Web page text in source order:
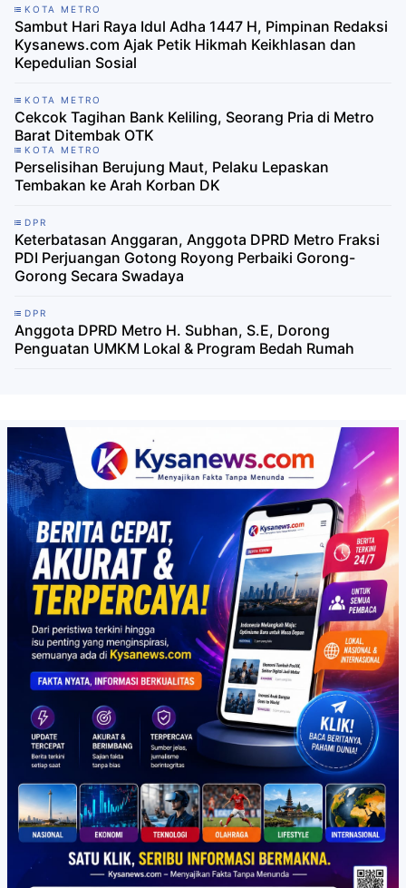
KOTA METRO
Sambut Hari Raya Idul Adha 1447 H, Pimpinan Redaksi
Kysanews.com Ajak Petik Hikmah Keikhlasan dan
Kepedulian Sosial
KOTA METRO
Cekcok Tagihan Bank Keliling, Seorang Pria di Metro
Barat Ditembak OTK
KOTA METRO
Perselisihan Berujung Maut, Pelaku Lepaskan
Tembakan ke Arah Korban DK
DPR
Keterbatasan Anggaran, Anggota DPRD Metro Fraksi
PDI Perjuangan Gotong Royong Perbaiki Gorong-
Gorong Secara Swadaya
DPR
‎Anggota DPRD Metro H. Subhan, S.E, Dorong
Penguatan UMKM Lokal & Program Bedah Rumah